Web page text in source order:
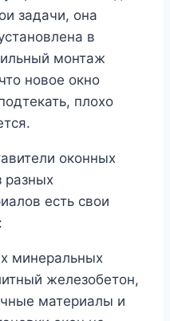
задачи, она
в
монтаж
новое окно
плохо
оконных
разных
есть свои
минеральных
железобетон,
материалы и